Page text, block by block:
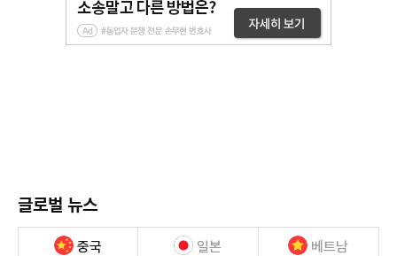
글로벌 뉴스
중국 일본 베트남